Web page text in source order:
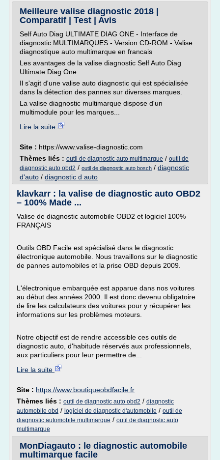
Meilleure valise diagnostic 2018 |
Comparatif | Test | Avis
Self Auto Diag ULTIMATE DIAG ONE - Interface de
diagnostic MULTIMARQUES - Version CD-ROM - Valise
diagnostique auto multimarque en francais
Les avantages de la valise diagnostic Self Auto Diag
Ultimate Diag One
Il s'agit d'une valise auto diagnostic qui est spécialisée
dans la détection des pannes sur diverses marques.
La valise diagnostic multimarque dispose d'un
multimodule pour les marques...
Lire la suite
Site : https://www.valise-diagnostic.com
Thèmes liés : outil de diagnostic auto multimarque / outil de
diagnostic auto obd2 / outil de diagnostic auto bosch / diagnostic
d'auto / diagnostic d auto
klavkarr : la valise de diagnostic auto OBD2
– 100% Made ...
Valise de diagnostic automobile OBD2 et logiciel 100%
FRANÇAIS
Outils OBD Facile est spécialisé dans le diagnostic
électronique automobile. Nous travaillons sur le diagnostic
de pannes automobiles et la prise OBD depuis 2009.
L'électronique embarquée est apparue dans nos voitures
au début des années 2000. Il est donc devenu obligatoire
de lire les calculateurs des voitures pour y récupérer les
informations sur les problèmes moteurs.
Notre objectif est de rendre accessible ces outils de
diagnostic auto, d'habitude réservés aux professionnels,
aux particuliers pour leur permettre de...
Lire la suite
Site : https://www.boutiqueobdfacile.fr
Thèmes liés : outil de diagnostic auto obd2 / diagnostic
automobile obd / logiciel de diagnostic d'automobile / outil de
diagnostic automobile multimarque / outil de diagnostic auto
multimarque
MonDiagauto : le diagnostic automobile
multimarque facile